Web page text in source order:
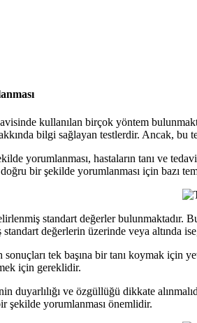
kullanılan birçok yöntem
bilgi sağlayan testlerdir. Ancak, bu
yorumlanması, hastaların tanı ve
bir şekilde yorumlanması için bazı
standart değerler bulunmaktadır.
değerlerin üzerinde veya altında
tek başına bir tanı koymak
için gereklidir.
duyarlılığı ve özgüllüğü dikkate
şekilde yorumlanması önemlidir.